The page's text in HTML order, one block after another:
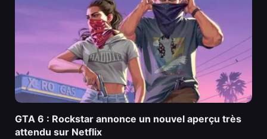
GTA 6 : Rockstar annonce un nouvel aperçu très
attendu sur Netflix